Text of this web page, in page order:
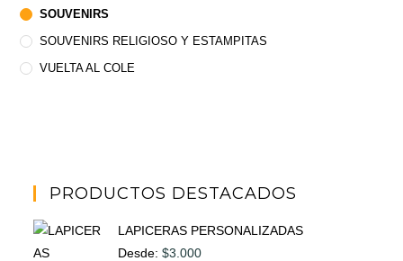
SOUVENIRS
SOUVENIRS RELIGIOSO Y ESTAMPITAS
VUELTA AL COLE
PRODUCTOS DESTACADOS
LAPICERAS PERSONALIZADAS
Desde:$3.000